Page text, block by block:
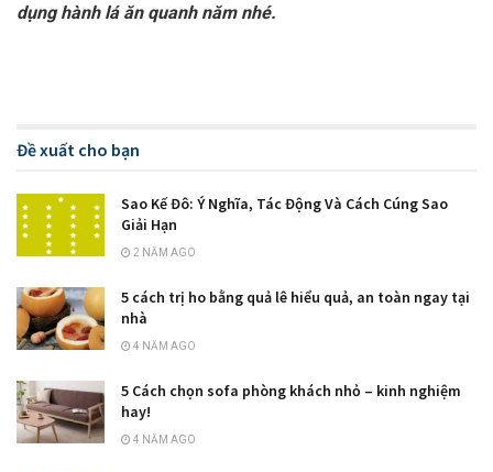
dụng hành lá ăn quanh năm nhé.
Đề xuất cho bạn
Sao Kế Đô: Ý Nghĩa, Tác Động Và Cách Cúng Sao
Giải Hạn
2 NĂM AGO
5 cách trị ho bằng quả lê hiểu quả, an toàn ngay tại
nhà
4 NĂM AGO
5 Cách chọn sofa phòng khách nhỏ – kinh nghiệm
hay!
4 NĂM AGO